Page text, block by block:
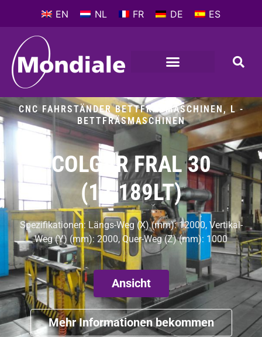
EN NL FR DE ES
CNC FAHRSTÄNDER BETTFRÄSMASCHINEN , L -
BETTFRÄSMASCHINEN
COLGAR FRAL 30
(12.189LT)
Spezifikationen: Längs-Weg (X) (mm): 12000, Vertikal-
Weg (Y) (mm): 2000, Quer-Weg (Z) (mm): 1000
Ansicht
Mehr Informationen bekommen